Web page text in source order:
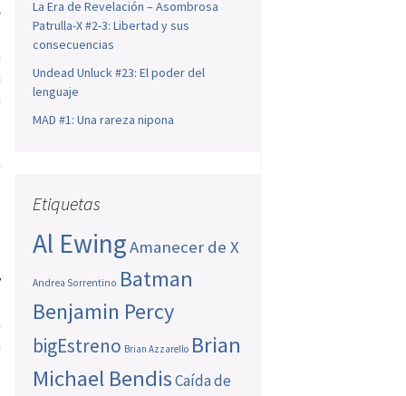
La Era de Revelación – Asombrosa
Patrulla-X #2-3: Libertad y sus
consecuencias
Undead Unluck #23: El poder del
lenguaje
MAD #1: Una rareza nipona
Etiquetas
Al EwingAmanecer de X
Andrea Sorrentino Batman
Benjamin Percy
bigEstreno Brian Azzarello Brian
Michael BendisCaída de